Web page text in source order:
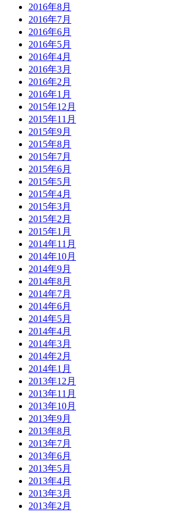
2016年8月
2016年7月
2016年6月
2016年5月
2016年4月
2016年3月
2016年2月
2016年1月
2015年12月
2015年11月
2015年9月
2015年8月
2015年7月
2015年6月
2015年5月
2015年4月
2015年3月
2015年2月
2015年1月
2014年11月
2014年10月
2014年9月
2014年8月
2014年7月
2014年6月
2014年5月
2014年4月
2014年3月
2014年2月
2014年1月
2013年12月
2013年11月
2013年10月
2013年9月
2013年8月
2013年7月
2013年6月
2013年5月
2013年4月
2013年3月
2013年2月